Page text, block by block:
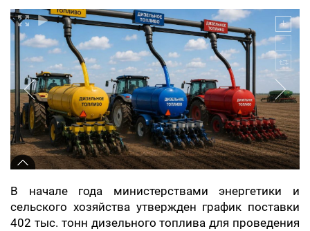
В начале года министерствами энергетики и
сельского хозяйства утвержден график поставки
402 тыс. тонн дизельного топлива для проведения